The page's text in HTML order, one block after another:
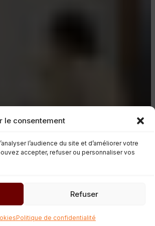
le consentement
l’audience du site et d’améliorer votre
accepter, refuser ou personnaliser vos
Refuser
Politique de confidentialité
concerté »
25 janvier 2024 au Centre Culturel